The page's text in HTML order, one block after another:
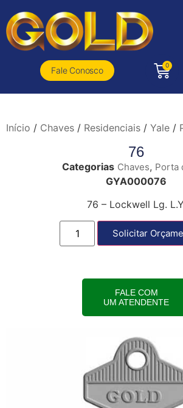
Fale Conosco
0
Início / Chaves / Residenciais / Yale /
76
Categorias Chaves, Porta
GYA000076
76 – Lockwell Lg.
Solicitar
FALE COM
UM ATENDENTE